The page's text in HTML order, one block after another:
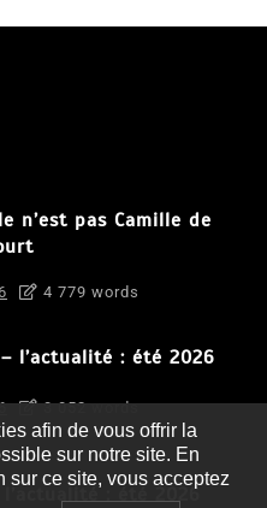
n’est pas Camille de
4 779 words
– l’actualité : été 2026
3 052 words
l’actualité : été 2026
afin de vous offrir la
sur notre site. En
sur ce site, vous acceptez